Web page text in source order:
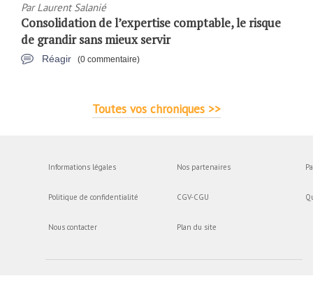
ParLaurent Salanié
Consolidation de l’expertise comptable, le risque
de grandir sans mieux servir
Réagir (0 commentaire)
Toutes vos chroniques >>
Informations légales
Politique de confidentialité
Nous contacter
Nos partenaires
CGV-CGU
Plan du site